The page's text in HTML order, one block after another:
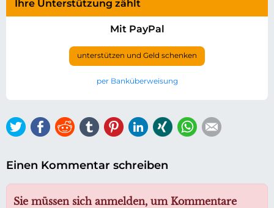
Ihre Unterstützung zählt
Mit PayPal
unterstützen und Geld schenken
per Banküberweisung
TwitterFacebook
ReddittumblrPinterestLinkedIn
Xing WhatsApp
Einen Kommentar schreiben
Sie müssen sich anmelden, um Kommentare